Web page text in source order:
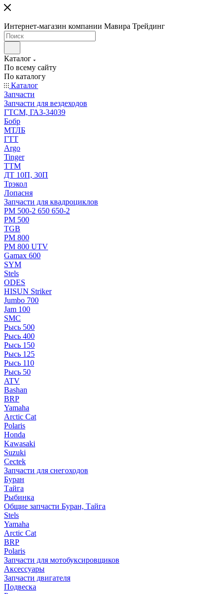
Интернет-магазин компании Мавира Трейдинг
Каталог
По всему сайту
По каталогу
Каталог
Запчасти
Запчасти для вездеходов
ГТСМ, ГАЗ-34039
Бобр
МТЛБ
ГТТ
Argo
Tinger
ТТМ
ДТ 10П, 30П
Трэкол
Лопасня
Запчасти для квадроциклов
РМ 500-2 650 650-2
РМ 500
TGB
РМ 800
РМ 800 UTV
Gamax 600
SYM
Stels
ОDЕS
HISUN Striker
Jumbo 700
Jam 100
SMC
Рысь 500
Рысь 400
Рысь 150
Рысь 125
Рысь 110
Рысь 50
ATV
Bashan
BRP
Yamaha
Arctic Cat
Polaris
Honda
Kawasaki
Suzuki
Cectek
Запчасти для снегоходов
Буран
Тайга
Рыбинка
Общие запчасти Буран, Тайга
Stels
Yamaha
Arctic Cat
BRP
Polaris
Запчасти для мотобуксировщиков
Аксессуары
Запчасти двигателя
Подвеска